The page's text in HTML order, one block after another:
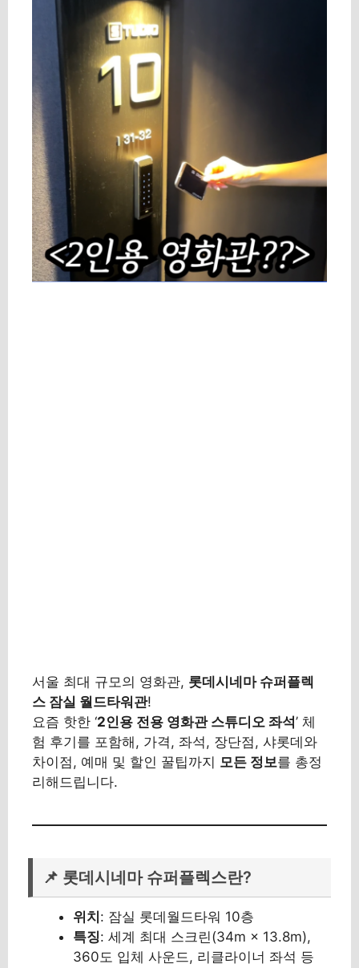
서울 최대 규모의 영화관, 롯데시네마 슈퍼플렉
스 잠실 월드타워관!
요즘 핫한 ‘2인용 전용 영화관 스튜디오 좌석’ 체
험 후기를 포함해, 가격, 좌석, 장단점, 샤롯데와
차이점, 예매 및 할인 꿀팁까지 모든 정보를 총정
리해드립니다.
📌 롯데시네마 슈퍼플렉스란?
위치 : 잠실 롯데월드타워 10층
특징: 세계 최대 스크린(34m × 13.8m),
360도 입체 사운드, 리클라이너 좌석 등